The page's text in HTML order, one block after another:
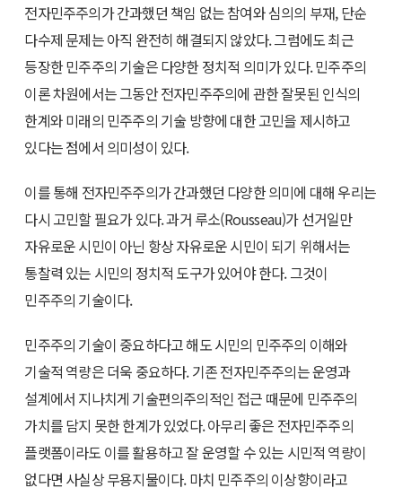
전자민주주의가 간과했던 책임 없는 참여와 심의의 부재, 단순
다수제 문제는 아직 완전히 해결되지 않았다. 그럼에도 최근
등장한 민주주의 기술은 다양한 정치적 의미가 있다. 민주주의
이론 차원에서는 그동안 전자민주주의에 관한 잘못된 인식의
한계와 미래의 민주주의 기술 방향에 대한 고민을 제시하고
있다는 점에서 의미성이 있다.
이를 통해 전자민주주의가 간과했던 다양한 의미에 대해 우리는
다시 고민할 필요가 있다. 과거 루소(Rousseau)가 선거일만
자유로운 시민이 아닌 항상 자유로운 시민이 되기 위해서는
통찰력 있는 시민의 정치적 도구가 있어야 한다. 그것이
민주주의 기술이다.
민주주의 기술이 중요하다고 해도 시민의 민주주의 이해와
기술적 역량은 더욱 중요하다. 기존 전자민주주의는 운영과
설계에서 지나치게 기술편의주의적인 접근 때문에 민주주의
가치를 담지 못한 한계가 있었다. 아무리 좋은 전자민주주의
플랫폼이라도 이를 활용하고 잘 운영할 수 있는 시민적 역량이
없다면 사실상 무용지물이다. 마치 민주주의 이상향이라고